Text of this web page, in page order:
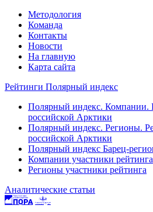
Методология
Команда
Контакты
Новости
На главную
Карта сайта
Рейтинги Полярный индекс
Полярный индекс. Компании.
российской Арктики
Полярный индекс. Регионы.
российской Арктики
Полярный индекс Барец-
Компании участники рейтинга
Регионы участники рейтинга
Аналитические статьи